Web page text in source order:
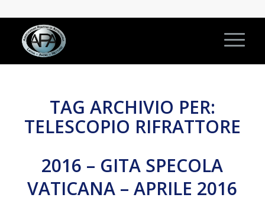
TAG ARCHIVIO PER:
TELESCOPIO RIFRATTORE
2016 – GITA SPECOLA
VATICANA – APRILE 2016